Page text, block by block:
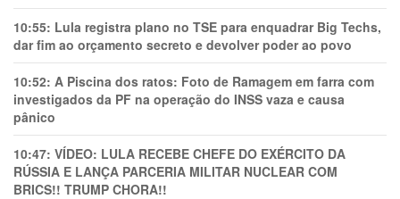
10:55: Lula registra plano no TSE para enquadrar Big Techs,
dar fim ao orçamento secreto e devolver poder ao povo
10:52: A Piscina dos ratos: Foto de Ramagem em farra com
investigados da PF na operação do INSS vaza e causa
pânico
10:47: VÍDEO: LULA RECEBE CHEFE DO EXÉRCITO DA
RÚSSIA E LANÇA PARCERIA MILITAR NUCLEAR COM
BRICS!! TRUMP CHORA!!